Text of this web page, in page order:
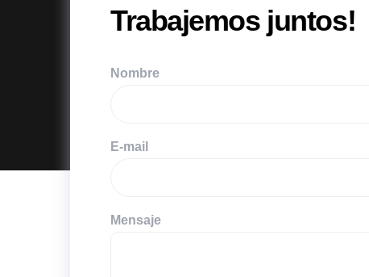
Trabajemos juntos!
Nombre
E-mail
Mensaje